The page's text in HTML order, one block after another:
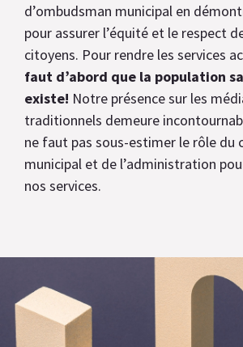
d’ombudsman municipal en
pour assurer l’équité et le respect
citoyens. Pour rendre les services
faut d’abord que la population
existe! Notre présence sur les
traditionnels demeure
ne faut pas sous-estimer le rôle du
municipal et de l’administration
nos services.